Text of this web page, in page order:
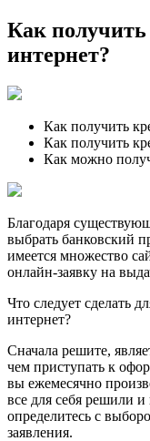
Как получить
интернет?
Как получить
Как получить
Как можно
Благодаря
выбрать банковский
имеется множество
онлайн-заявку на
Что следует сделать
интернет?
Сначала решите,
чем приступать к
вы ежемесячно
все для себя решили и
определитесь с
заявления.